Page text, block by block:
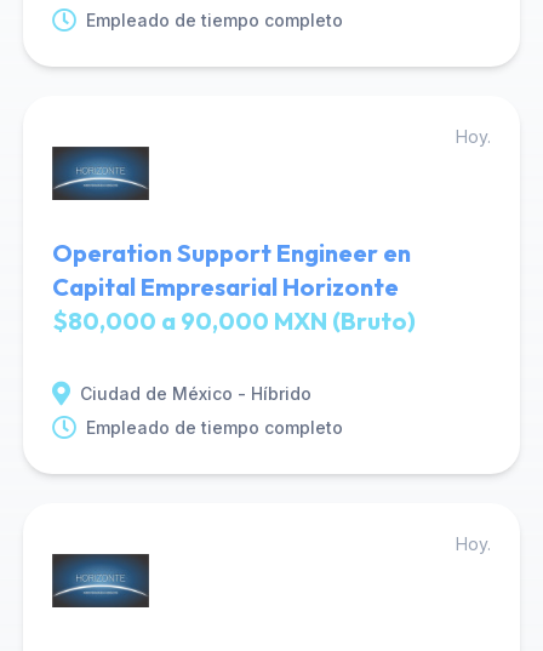
Empleado de tiempo completo
Hoy.
Operation Support Engineer en
Capital Empresarial Horizonte
$80,000 a 90,000 MXN (Bruto)
Ciudad de México - Híbrido
Empleado de tiempo completo
Hoy.